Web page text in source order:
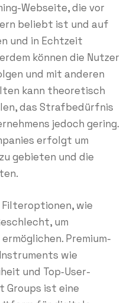
Webseite, die vor
beliebt ist und auf
und in Echtzeit
können die Nutzer
und mit anderen
kann theoretisch
das Strafbedürfnis
jedoch gering.
erfolgt um
gebieten und die
wie
um
Premium-
wie
und Top‑User-
Groups ist eine